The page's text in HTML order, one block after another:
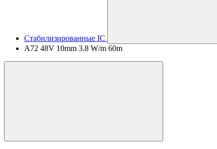
Стабилизированные IC
A72 48V 10mm 3.8 W/m 60m